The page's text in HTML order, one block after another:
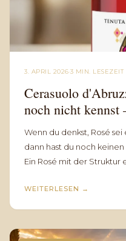
3. APRIL 2026·3 MIN. LESEZEIT
Cerasuolo
noch nicht
Wenn du denkst, Rosé
dann hast du noch
Ein Rosé mit der Struktur
WEITERLESEN →